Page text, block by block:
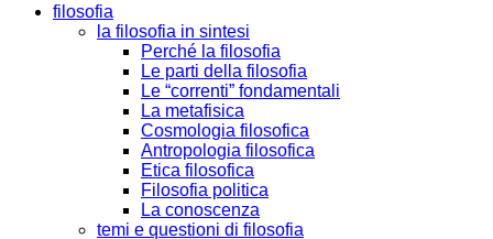
filosofia
la filosofia in sintesi
Perché la filosofia
Le parti della filosofia
Le “correnti” fondamentali
La metafisica
Cosmologia filosofica
Antropologia filosofica
Etica filosofica
Filosofia politica
La conoscenza
temi e questioni di filosofia